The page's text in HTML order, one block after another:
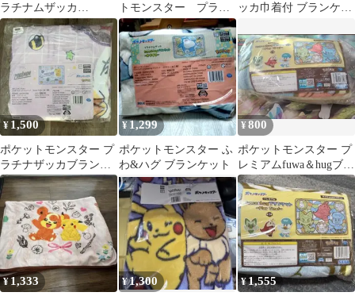
ラチナムザッカ
fuwa&hugブランケット
モクロー
トモンスター プラチ
ナムザッカ巾着付きブ
ランケット イーブイ
ッカ巾着付 ブランケッ
¥ 1,500
ポケットモンスター プ
ラチナザッカブランケ
ット
¥1,299
ポケットモンスター ふ
わ&ハグ ブランケット
¥800
ポケットモンスター プ
レミアムfuwa＆hugブラ
ンケット Play Time！
¥1,333 ¥1,300 ¥1,555